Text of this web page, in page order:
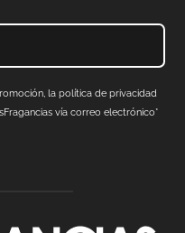
la política de privacidad
vía correo electrónico*